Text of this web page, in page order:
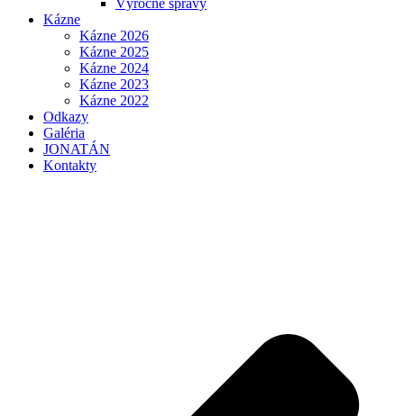
Výročné správy
Kázne
Kázne 2026
Kázne 2025
Kázne 2024
Kázne 2023
Kázne 2022
Odkazy
Galéria
JONATÁN
Kontakty